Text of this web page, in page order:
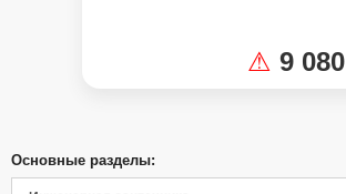
⚠ 9 080
Основные разделы: